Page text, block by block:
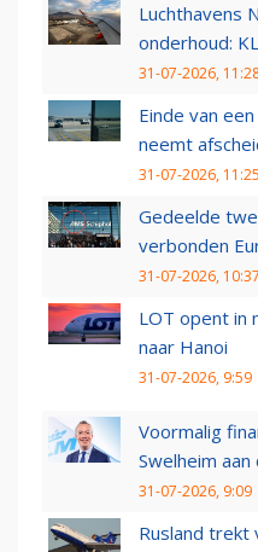
Luchthavens
onderhoud:
31-07-2026,
Einde van
neemt
31-07-2026, 11:25
Gedeelde
verbonden
31-07-2026, 10:37
LOT opent in
naar Hanoi
31-07-2026, 9:59
Voormalig
Swelheim
31-07-2026, 9:09
Rusland trekt